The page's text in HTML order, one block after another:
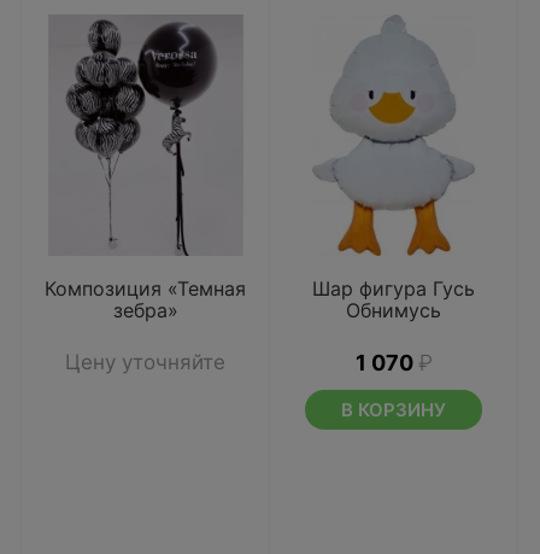
Композиция «Темная
зебра»
Цену уточняйте
Шар фигура Гусь
Обнимусь
1 070 ₽
В КОРЗИНУ